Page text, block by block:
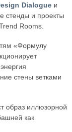
Dialogue и
стенды и проекты
Rooms.
«Формулу
стены ветками
образ иллюзорной
как